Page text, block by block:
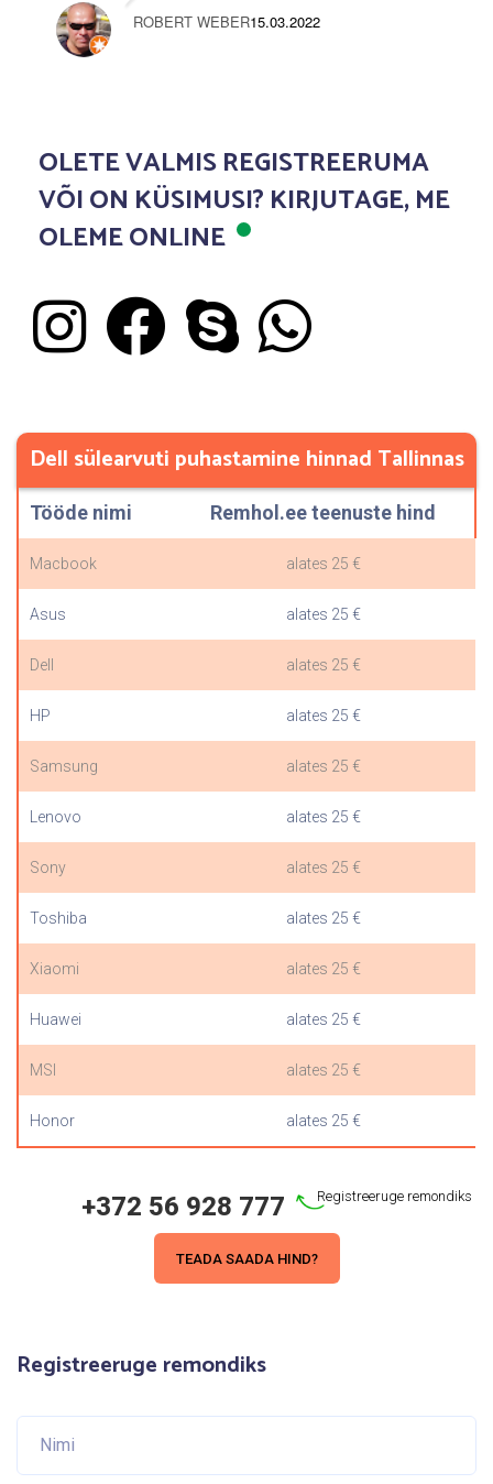
ROBERT WEBER15.03.2022
OLETE VALMIS REGISTREERUMA
VÕI ON KÜSIMUSI? KIRJUTAGE, ME
OLEME ONLINE
Dell sülearvuti puhastamine hinnad Tallinnas
Tööde nimi Remhol.ee teenuste hind
Macbook alates 25 €
Asus alates 25 €
Dell alates 25 €
HP alates 25 €
Samsung alates 25 €
Lenovo alates 25 €
Sony alates 25 €
Toshiba alates 25 €
Xiaomi alates 25 €
Huawei alates 25 €
MSI alates 25 €
Honor alates 25 €
+372 56 928 777 Registreeruge remondiks
TEADA SAADA HIND?
Registreeruge remondiks